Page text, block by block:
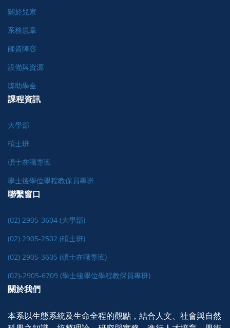
關於兒家
系務規章
師資陣容
設備與資源
獎助學金
課程資訊
大學部
碩士班
碩士在職專班
學士後學位學程教保員專班
聯繫窗口
(02) 2905-3604 (大學部)
(02) 2905-2502 (碩士班)
(02) 2905-3605 (碩士在職專班)
(02)-2905-6709 (學士後學位學程教保員專班)
關於我們
本系以生態系統及生命全程的觀點，結合人文、社會與自然